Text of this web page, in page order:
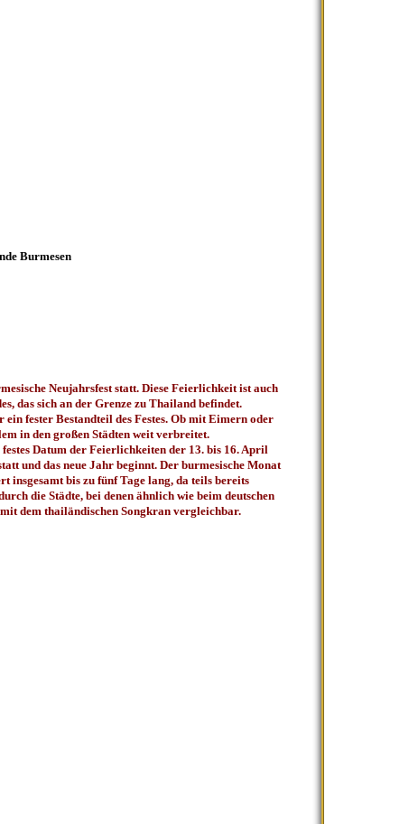
Burmesen
Neujahrsfest statt. Diese Feierlichkeit ist auch
das sich an der Grenze zu Thailand befindet.
fester Bestandteil des Festes. Ob mit Eimern oder
in den großen Städten weit verbreitet.
Datum der Feierlichkeiten der 13. bis 16. April
und das neue Jahr beginnt. Der burmesische Monat
insgesamt bis zu fünf Tage lang, da teils bereits
die Städte, bei denen ähnlich wie beim deutschen
dem thailändischen Songkran vergleichbar.